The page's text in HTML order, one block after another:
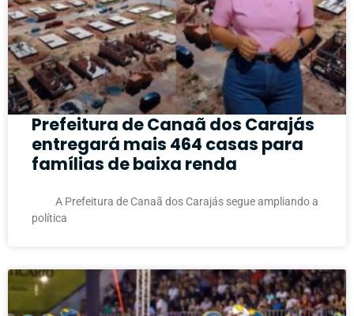
Prefeitura de Canaã dos Carajás
entregará mais 464 casas para
famílias de baixa renda
A Prefeitura de Canaã dos Carajás segue ampliando a
política